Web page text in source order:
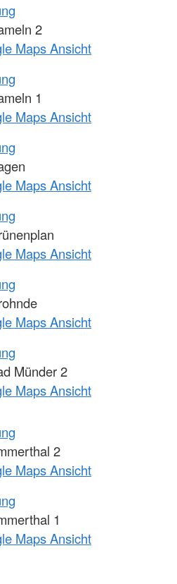
2
Maps Ansicht
1
Maps Ansicht
Maps Ansicht
Maps Ansicht
Maps Ansicht
Münder 2
Maps Ansicht
2
Maps Ansicht
1
Maps Ansicht